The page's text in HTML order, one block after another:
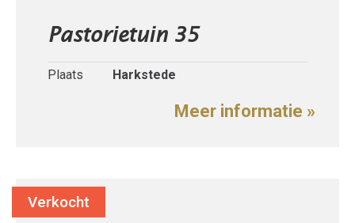
Pastorietuin 35
Plaats Harkstede
Meer informatie »
Verkocht